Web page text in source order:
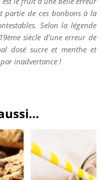
partie de ces bonbons à la
Selon la légende
siècle d’une erreur de
dosé sucre et menthe et
inadvertance !